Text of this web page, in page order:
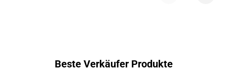
Beste Verkäufer Produkte